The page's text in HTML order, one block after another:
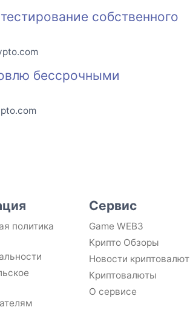
собственного
бессрочными
политика
Сервис
Game WEB3
Крипто Обзоры
Новости криптовалют
Криптовалюты
О сервисе